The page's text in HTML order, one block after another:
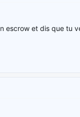
escrow et dis que tu